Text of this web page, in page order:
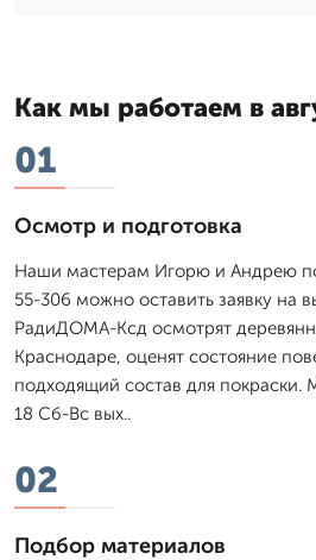
Как мы работаем в
01
Осмотр и подготовка
Наши мастерам Игорю и Андрею
55-306 можно оставить заявку на
РадиДОМА-Ксд осмотрят
Краснодаре, оценят состояние
подходящий состав для
18 Сб-Вс вых..
02
Подбор материалов